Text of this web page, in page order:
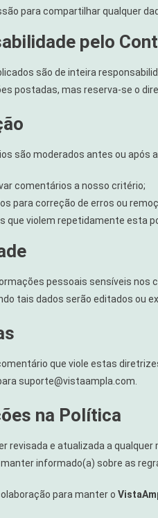
para compartilhar qualquer
pelo
são de inteira
postadas, mas reserva-se o
são moderados antes ou após
comentários a nosso critério;
para correção de erros ou
que violem repetidamente esta
pessoais sensíveis nos
tais dados serão editados ou
que viole estas
suporte@vistaampla.com.
na Política
revisada e atualizada a
informado(a) sobre as
para manter o